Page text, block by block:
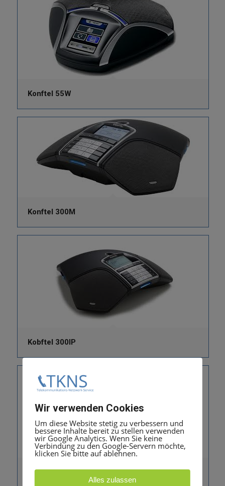
Konftel 55W
Konftel 300M
Kobftel 300IP
Konftel 300
Wir verwenden Cookies
Um diese Website stetig zu verbessern und
bessere Inhalte bereit zu stellen verwenden
wir Google Analytics. Wenn Sie keine
Verbindung zu den Google-Servern möchte,
klicken Sie bitte auf ablehnen.
Alles zulassen